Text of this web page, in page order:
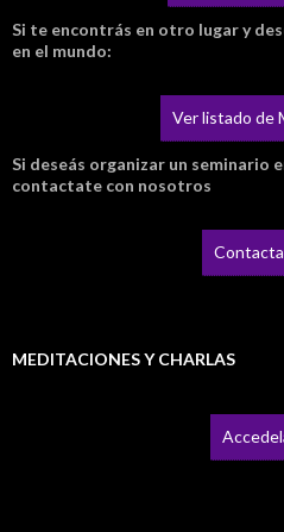
Si te encontrás en otro lugar y
en el mundo:
Ver listado de
Si deseás organizar un seminario
contactate con nosotros
MEDITACIONES Y CHARLAS